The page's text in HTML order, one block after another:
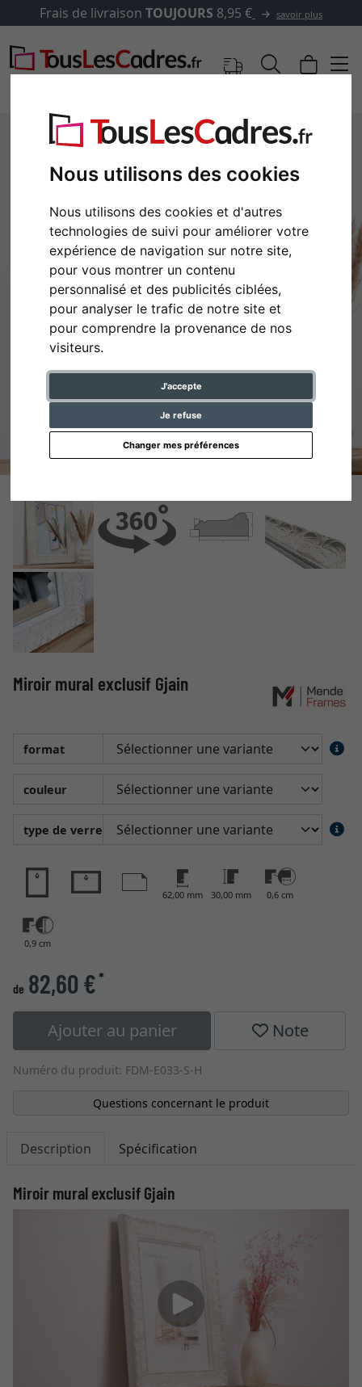
Nous utilisons des cookies
Nous utilisons des cookies et d'autres
technologies de suivi pour améliorer votre
expérience de navigation sur notre site,
pour vous montrer un contenu
personnalisé et des publicités ciblées,
pour analyser le trafic de notre site et
pour comprendre la provenance de nos
visiteurs.
J'accepte
Je refuse
Changer mes préférences
Frais de livraison TOUJOURS 8,95 € savoir plus
Retour
Miroir mural exclusif Gjain
format
couleur
type de verre
62,00 mm 30,00 mm 0,6 cm
0,9 cm
de 82,60 €*
Ajouter au panier Note
Numéro du produit: FDM-E033-S-H
Questions concernant le produit
Description Spécification
Miroir mural exclusif Gjain